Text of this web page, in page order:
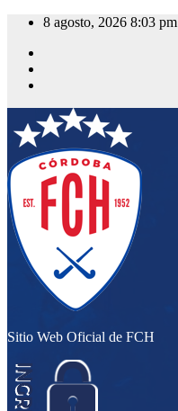
Saltar
contenido
8 agosto, 2026 8:03 pm
Sitio Web Oficial de FCH